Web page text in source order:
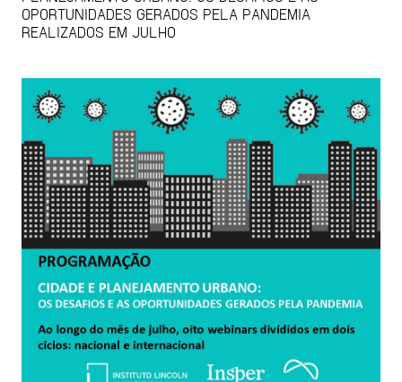
OPORTUNIDADES GERADOS PELA PANDEMIA
REALIZADOS EM JULHO